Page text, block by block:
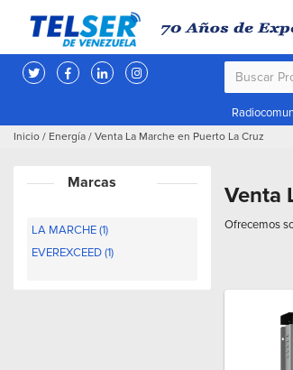
Inicio / Energía / Venta La Marche en Puerto La Cruz
Marcas
LA MARCHE (1)
EVEREXCEED (1)
Venta
Ofrecemos